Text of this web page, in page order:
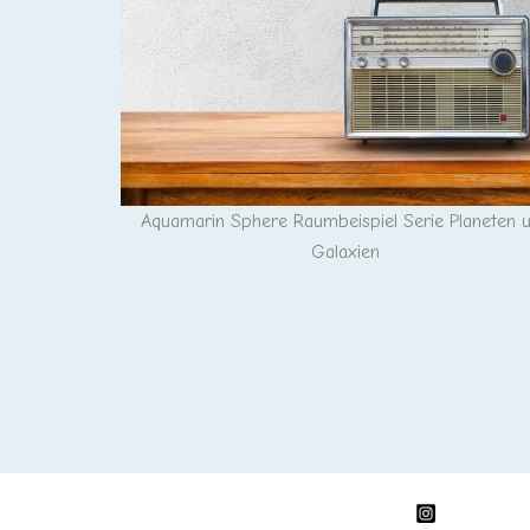
Aquamarin Sphere Raumbeispiel Serie Planeten
Galaxien